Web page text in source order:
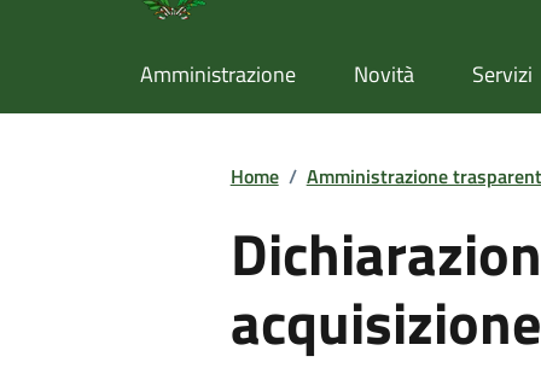
Amministrazione Novità Servizi
Home / Amministrazione